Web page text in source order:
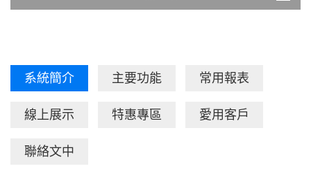
系統簡介 主要功能 常用報表
線上展示 特惠專區 愛用客戶
聯絡文中